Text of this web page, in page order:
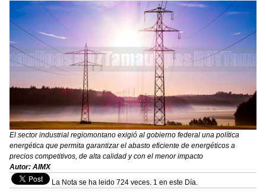
El sector industrial regiomontano exigió al gobierno federal una política
energética que permita garantizar el abasto eficiente de energéticos a
precios competitivos, de alta calidad y con el menor impacto
Autor: AIMX
La Nota se ha leido 724 veces. 1 en este Día.